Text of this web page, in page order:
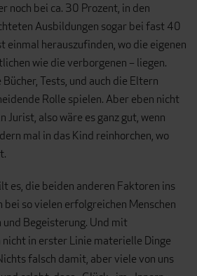
noch bei ca. 30 Prozent, in den
Ausbildungen sogar bei fast 40
einmal herauszufinden, wo die eigenen
wie die verborgenen – liegen.
Tests, und auch die Eltern
Rolle spielen. Aber eben nicht
Jurist, also wäre es ganz gut, wenn
mal in das Kind reinhorchen, wo
es, die beiden anderen Faktoren ins
bei so vielen erfolgreichen Menschen
und Begeisterung. Und mit
in erster Linie materielle Dinge
falsch damit, aber viele von uns